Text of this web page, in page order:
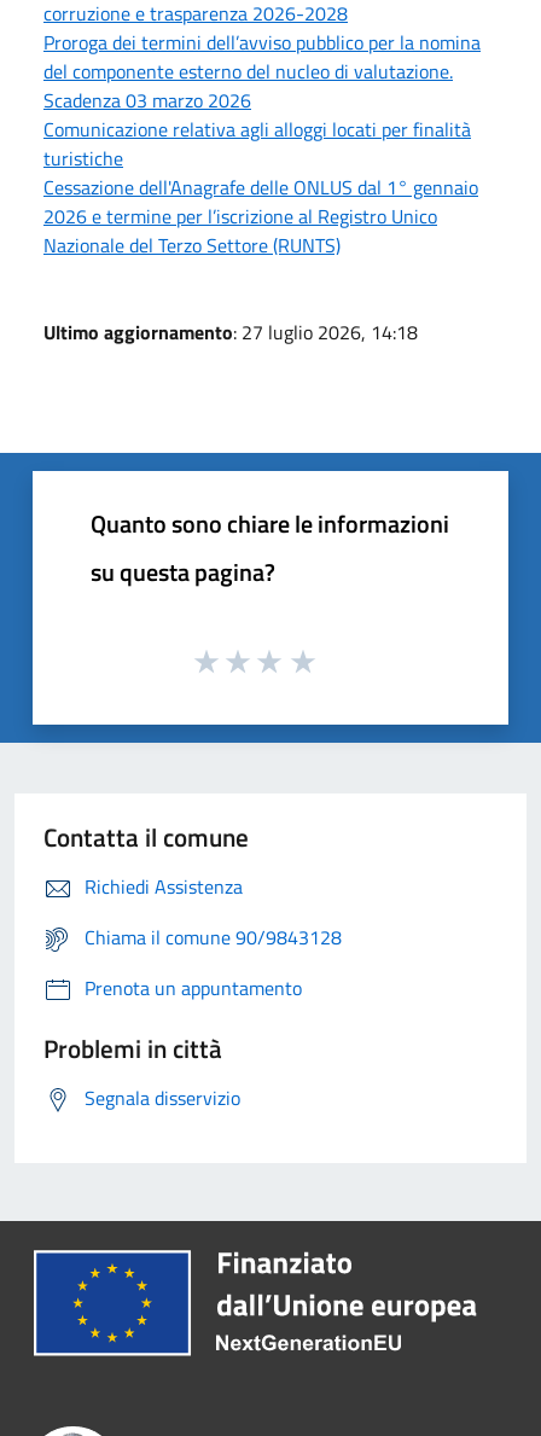
corruzione e trasparenza 2026-2028
Proroga dei termini dell’avviso pubblico per la nomina
del componente esterno del nucleo di valutazione.
Scadenza 03 marzo 2026
Comunicazione relativa agli alloggi locati per finalità
turistiche
Cessazione dell'Anagrafe delle ONLUS dal 1° gennaio
2026 e termine per l’iscrizione al Registro Unico
Nazionale del Terzo Settore (RUNTS)
Ultimo aggiornamento: 27 luglio 2026, 14:18
Quanto sono chiare le informazioni
su questa pagina?
Contatta il comune
Richiedi Assistenza
Chiama il comune 90/9843128
Prenota un appuntamento
Problemi in città
Segnala disservizio